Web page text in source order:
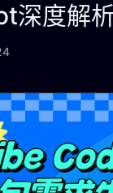
深度解